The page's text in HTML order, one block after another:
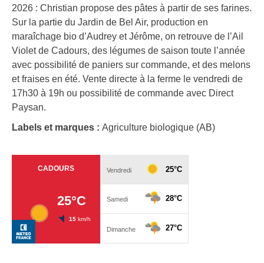
2026 : Christian propose des pâtes à partir de ses farines.
Sur la partie du Jardin de Bel Air, production en
maraîchage bio d’Audrey et Jérôme, on retrouve de l’Ail
Violet de Cadours, des légumes de saison toute l’année
avec possibilité de paniers sur commande, et des melons
et fraises en été. Vente directe à la ferme le vendredi de
17h30 à 19h ou possibilité de commande avec Direct
Paysan.
Labels et marques : Agriculture biologique (AB)